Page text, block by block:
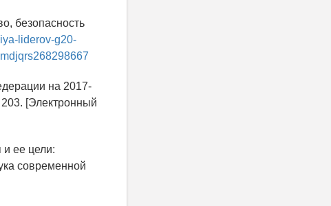
безопасность
liderov-g20-
на 2017-
[Электронный
ее цели:
современной